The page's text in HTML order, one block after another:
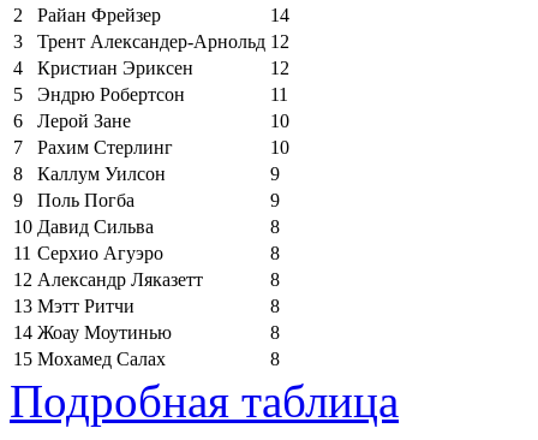
2
Райан Фрейзер
14
3
Трент Александер-Арнольд 12
4
Кристиан Эриксен
12
5
Эндрю Робертсон
11
6
Лерой Зане
10
7
Рахим Стерлинг
10
8
Каллум Уилсон
9
9
Поль Погба
9
10 Давид Сильва
8
11 Серхио Агуэро
8
12 Александр Ляказетт
8
13 Мэтт Ритчи
8
14 Жоау Моутинью
8
15 Мохамед Салах 8
Подробная таблица